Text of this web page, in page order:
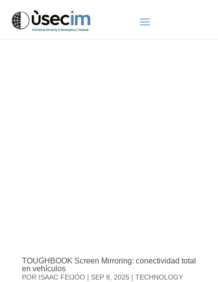
TOUGHBOOK Screen Mirroring: conectividad total
en vehículos
POR ISAAC FEIJÓO| SEP 8, 2025 | TECHNOLOGY